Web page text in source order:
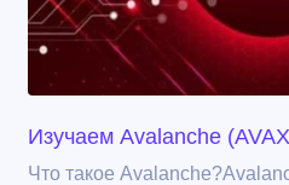
Изучаем Avalanche
Что такое